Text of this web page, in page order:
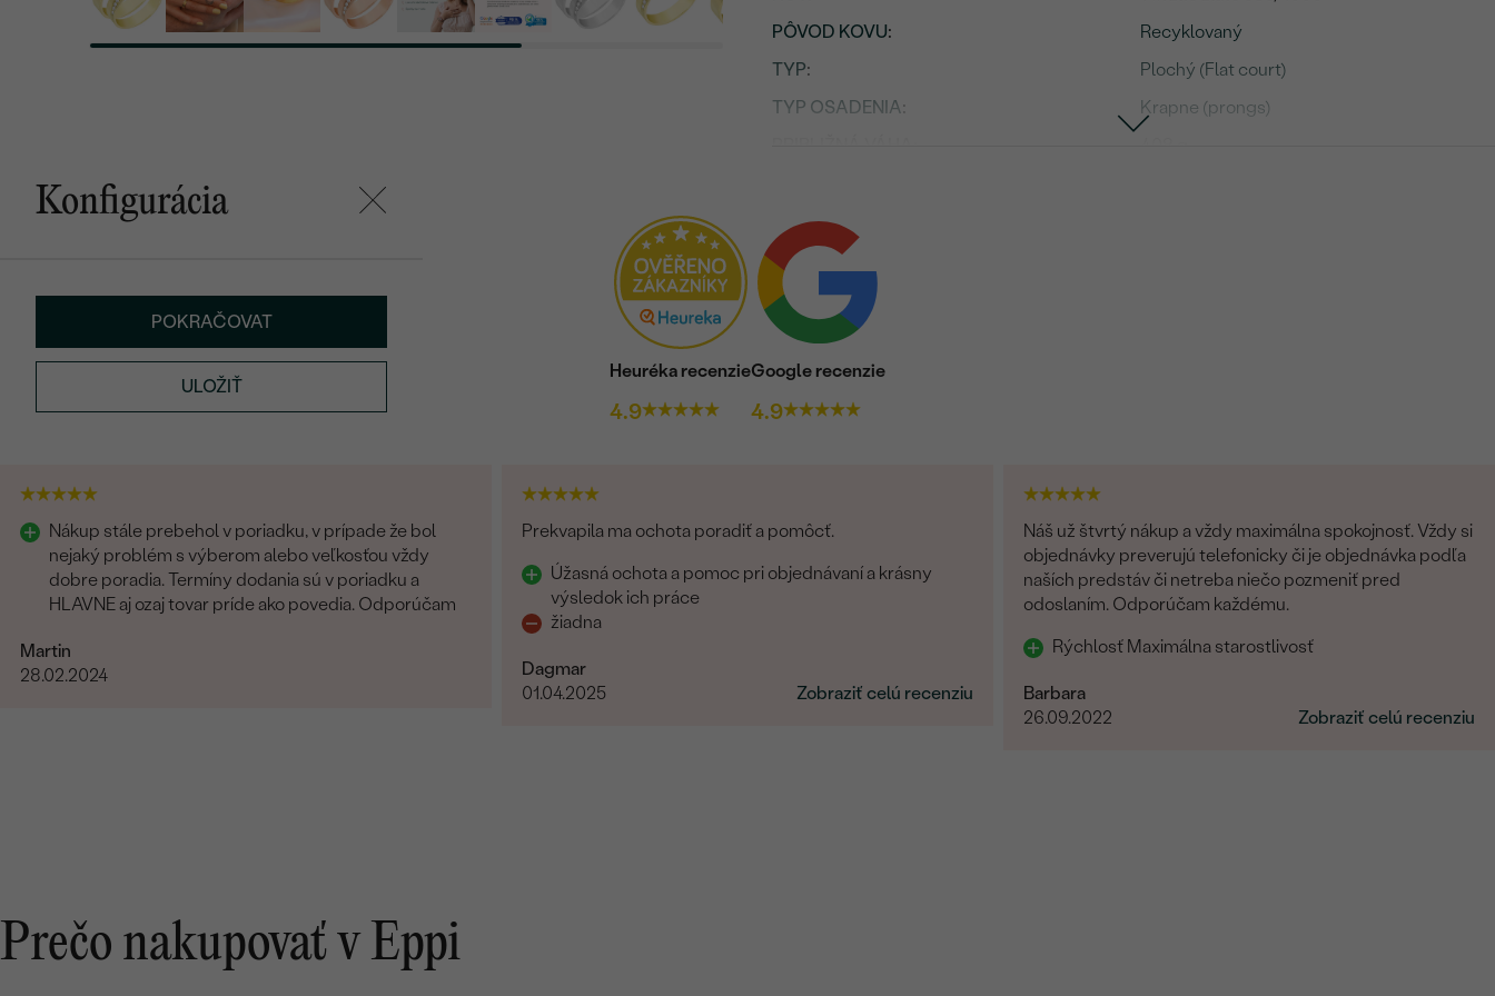
PÔVOD KOVU:
Recyklovaný
TYP:
Plochý (Flat court)
TYP OSADENIA:
Krapne (prongs)
DRUH:
POČET:
KARÁTOVÁ VÁHA
ROZMERY:
ČISTOTA
FARBA
Konfigurácia
POKRAČOVAT
ULOŽIŤ
Heuréka recenzie
4.9
Google recenzie
4.9
Nákup stále prebehol v poriadku, v prípade že bol
nejaký problém s výberom alebo veľkosťou vždy
dobre poradia. Termíny dodania sú v poriadku a
HLAVNE aj ozaj tovar príde ako povedia. Odporúčam
Martin
28.02.2024
Prekvapila ma ochota poradiť a pomôcť.
Úžasná ochota a pomoc pri objednávaní a krásny
výsledok ich práce
žiadna
Dagmar
01.04.2025
Zobraziť celú recenziu
Náš už štvrtý nákup a vždy maximálna spokojnosť. Vždy si
objednávky preverujú telefonicky či je objednávka podľa
naších predstáv či netreba niečo pozmeniť pred
odoslaním. Odporúčam každému.
Rýchlosť Maximálna starostlivosť
Barbara
26.09.2022
Zobraziť celú recenziu
Prečo nakupovať v Eppi